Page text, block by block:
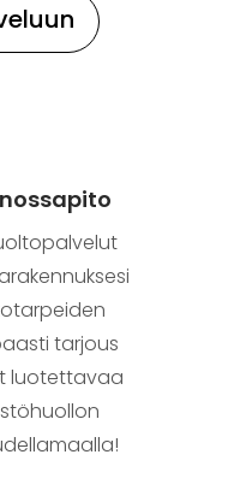
tarjous
luotettavaa